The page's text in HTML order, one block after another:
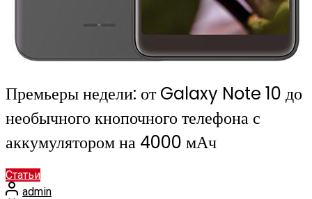
Премьеры недели: от Galaxy Note 10 до
необычного кнопочного телефона с
аккумулятором на 4000 мАч
Статьи
admin